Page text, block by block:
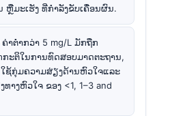
ຫຼືມະເຮັງ ທີ່ກຳລັງຂັບເຄື່ອນຜົນ.
ຄ່າຕ່ຳກວ່າ 5 mg/L ມັກຖືກ
ກະຕິໃນການທົດສອບມາດຕະຖານ,
ຊ້ກຸ່ມຄວາມສ່ຽງດ້ານຫົວໃຈແລະ
າງຫົວໃຈ ຂອງ <1, 1–3 and